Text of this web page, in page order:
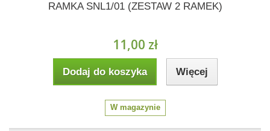
RAMKA SNL1/01 (ZESTAW 2 RAMEK)
11,00 zł
Dodaj do koszyka Więcej
W magazynie